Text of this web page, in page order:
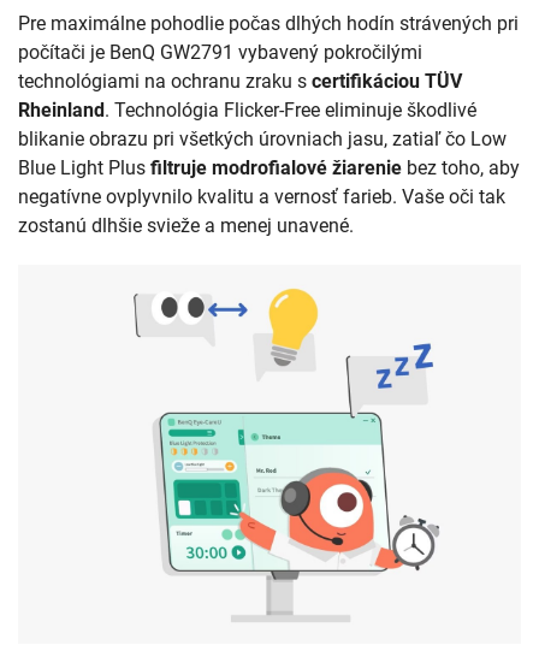
Pre maximálne pohodlie počas dlhých hodín strávených pri
počítači je BenQ GW2791 vybavený pokročilými
technológiami na ochranu zraku s certifikáciou TÜV
Rheinland . Technológia Flicker-Free eliminuje škodlivé
blikanie obrazu pri všetkých úrovniach jasu, zatiaľ čo Low
Blue Light Plus filtruje modrofialové žiarenie bez toho, aby
negatívne ovplyvnilo kvalitu a vernosť farieb. Vaše oči tak
zostanú dlhšie svieže a menej unavené.